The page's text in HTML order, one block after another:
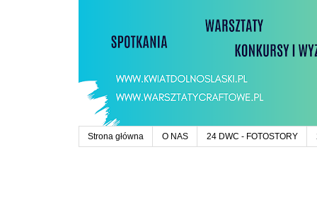
Strona główna O NAS 24 DWC - FOTOSTORY